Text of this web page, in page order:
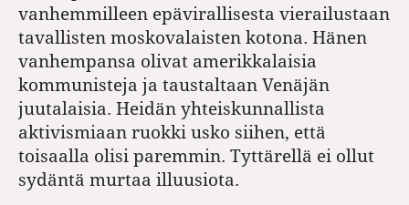
vanhemmilleen epävirallisesta vierailustaan
tavallisten moskovalaisten kotona. Hänen
vanhempansa olivat amerikkalaisia
kommunisteja ja taustaltaan Venäjän
juutalaisia. Heidän yhteiskunnallista
aktivismiaan ruokki usko siihen, että
toisaalla olisi paremmin. Tyttärellä ei ollut
sydäntä murtaa illuusiota.